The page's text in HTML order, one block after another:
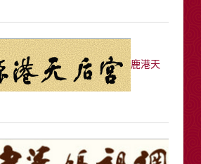
鹿港天